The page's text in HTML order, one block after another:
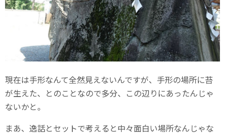
現在は手形なんて全然見えないんですが、手形の場所に苔
が生えた、とのことなので多分、この辺りにあったんじゃ
ないかと。
まあ、逸話とセットで考えると中々面白い場所なんじゃな